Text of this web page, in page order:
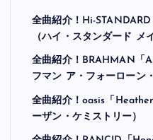
全曲紹介！Hi-
（ハイ・スタンダード メ
全曲紹介！BRAHMAN「
フマン ア・フォーローン
全曲紹介！oasis「
ーザン・ケミストリー）